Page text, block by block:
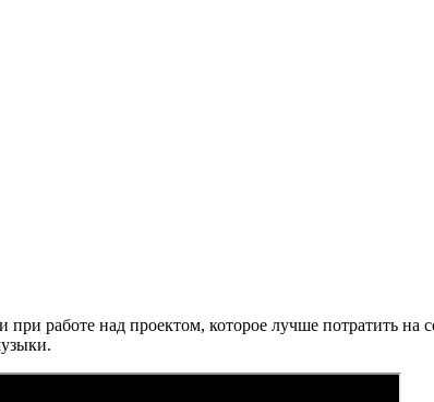
работе над проектом, которое лучше потратить